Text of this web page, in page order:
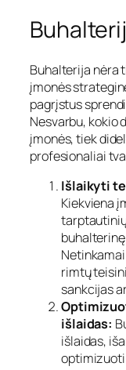
Buhalterija nėra
įmonės
pagrįstus
Nesvarbu, kokio
įmonės, tiek
profesionaliai
Išlaikyti
Kiekviena
rimtų
sankcijas
išlaidas:
išlaidas,
optimizuoti